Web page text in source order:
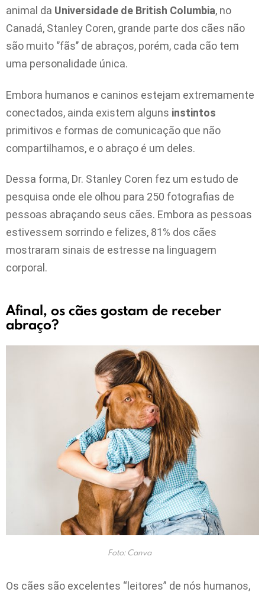
animal da Universidade de British Columbia, no
Canadá, Stanley Coren, grande parte dos cães não
são muito ‘’fãs’’ de abraços, porém, cada cão tem
uma personalidade única.
Embora humanos e caninos estejam extremamente
conectados, ainda existem alguns instintos
primitivos e formas de comunicação que não
compartilhamos, e o abraço é um deles.
Dessa forma, Dr. Stanley Coren fez um estudo de
pesquisa onde ele olhou para 250 fotografias de
pessoas abraçando seus cães. Embora as pessoas
estivessem sorrindo e felizes, 81% dos cães
mostraram sinais de estresse na linguagem
corporal.
Afinal, os cães gostam de receber
abraço?
Foto: Canva
Os cães são excelentes “leitores” de nós humanos,